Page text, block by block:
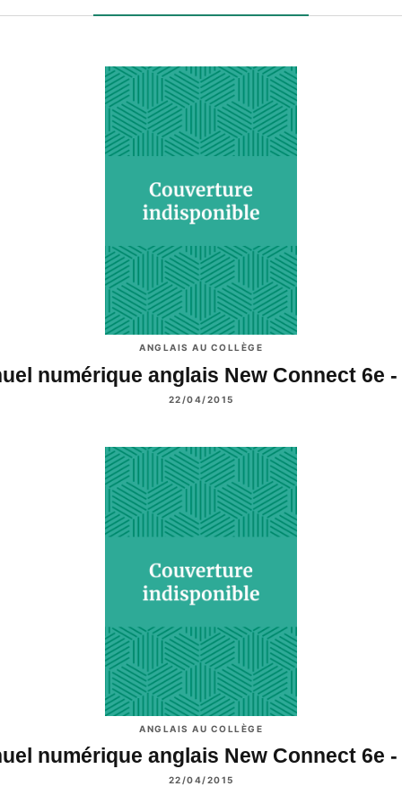
ANGLAIS AU COLLÈGE
numérique anglais New Connect 6e
22/04/2015
ANGLAIS AU COLLÈGE
numérique anglais New Connect 6e
22/04/2015